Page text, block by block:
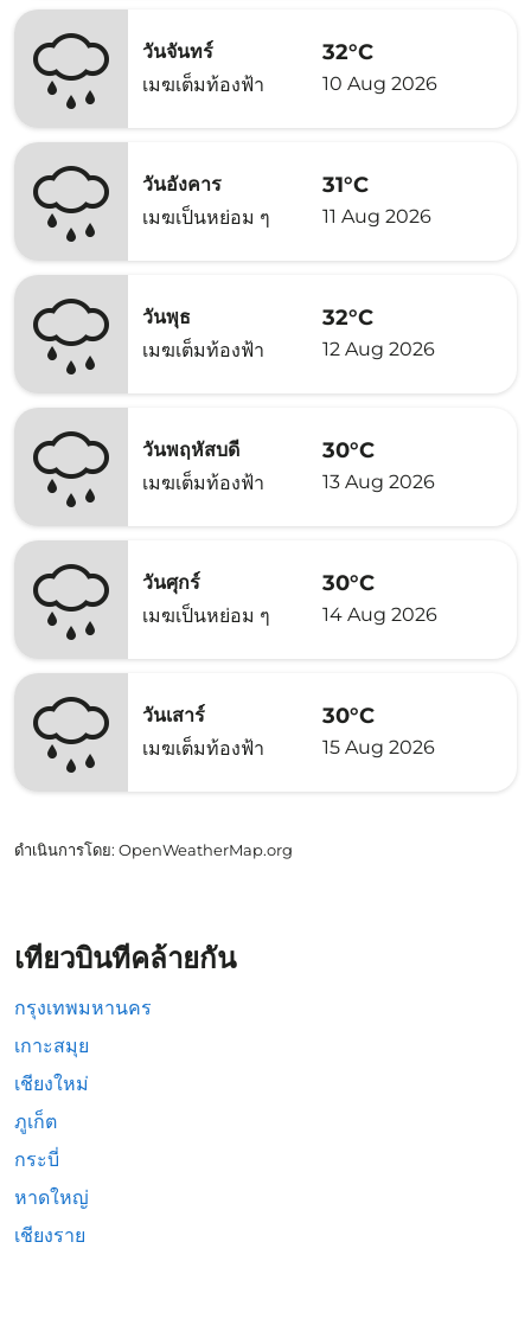
วันจันทร์
เมฆเต็มท้องฟ้า
32°C
10 Aug 2026
วันอังคาร
เมฆเป็นหย่อม ๆ
31°C
11 Aug 2026
วันพุธ
เมฆเต็มท้องฟ้า
32°C
12 Aug 2026
วันพฤหัสบดี
เมฆเต็มท้องฟ้า
30°C
13 Aug 2026
วันศุกร์
เมฆเป็นหย่อม ๆ
30°C
14 Aug 2026
วันเสาร์
เมฆเต็มท้องฟ้า
30°C
15 Aug 2026
ดำเนินการโดย: OpenWeatherMap.org
เที่ยวบินที่คล้ายกัน
กรุงเทพมหานคร
เกาะสมุย
เชียงใหม่
ภูเก็ต
กระบี่
หาดใหญ่
เชียงราย